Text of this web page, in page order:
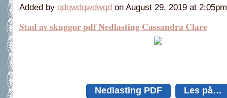
Added by qdqwdqwdwqdon August 29, 2019 at
Stad av skuggor pdf Nedlasting Cassandra Clare
Nedlasting PDF
Les på…